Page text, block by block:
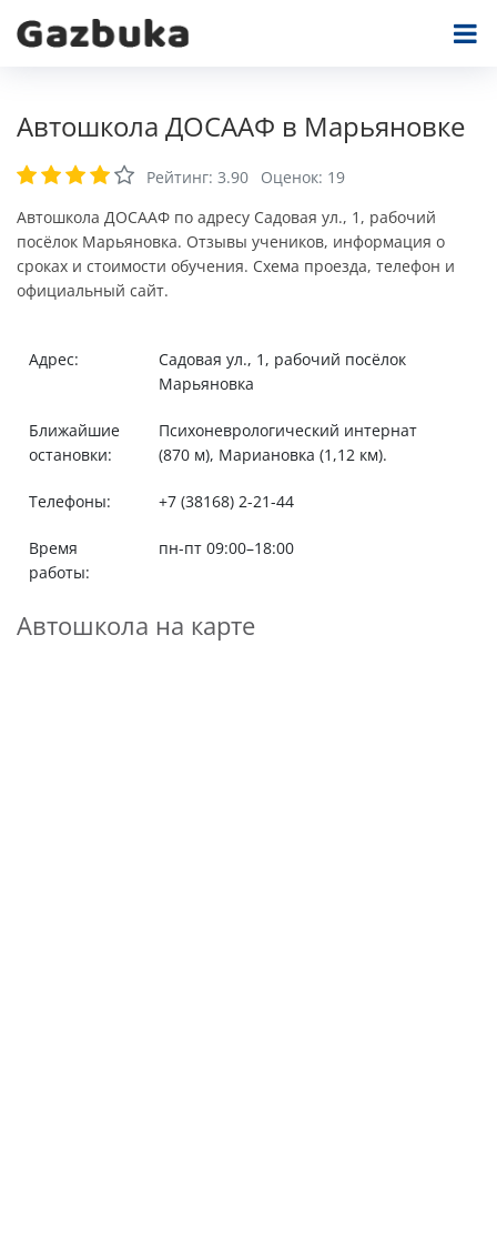
Автошкола ДОСААФ в Марьяновке
Рейтинг: 3.90 Оценок: 19
Автошкола ДОСААФ по адресу Садовая ул., 1, рабочий
посёлок Марьяновка. Отзывы учеников, информация о
сроках и стоимости обучения. Схема проезда, телефон и
официальный сайт.
Адрес:
Садовая ул., 1, рабочий посёлок
Марьяновка
Ближайшие
остановки:
Психоневрологический интернат
(870 м), Мариановка (1,12 км).
Телефоны: +7 (38168) 2-21-44
Время
работы:
пн-пт 09:00–18:00
Автошкола на карте